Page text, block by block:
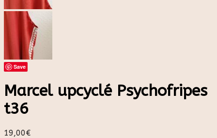
Save
Marcel upcyclé Psychofripes
t36
19,00€